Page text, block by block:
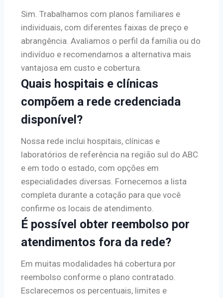
Sim. Trabalhamos com planos familiares e
individuais, com diferentes faixas de preço e
abrangência. Avaliamos o perfil da família ou do
indivíduo e recomendamos a alternativa mais
vantajosa em custo e cobertura.
Quais hospitais e clínicas
compõem a rede credenciada
disponível?
Nossa rede inclui hospitais, clínicas e
laboratórios de referência na região sul do ABC
e em todo o estado, com opções em
especialidades diversas. Fornecemos a lista
completa durante a cotação para que você
confirme os locais de atendimento.
É possível obter reembolso por
atendimentos fora da rede?
Em muitas modalidades há cobertura por
reembolso conforme o plano contratado.
Esclarecemos os percentuais, limites e